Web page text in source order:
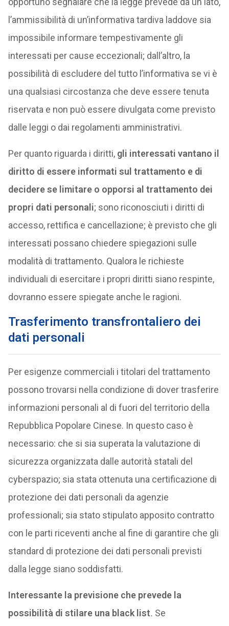
l’ammissibilità di un’informativa tardiva laddove sia
impossibile informare tempestivamente gli
interessati per cause eccezionali; dall’altro, la
possibilità di escludere del tutto l’informativa se vi è
una qualsiasi circostanza che deve essere tenuta
riservata e non può essere divulgata come previsto
dalle leggi o dai regolamenti amministrativi.
Per quanto riguarda i diritti, gli interessati vantano il
diritto di essere informati sul trattamento e di
decidere se limitare o opporsi al trattamento dei
propri dati personali; sono riconosciuti i diritti di
accesso, rettifica e cancellazione; è previsto che gli
interessati possano chiedere spiegazioni sulle
modalità di trattamento. Qualora le richieste
individuali di esercitare i propri diritti siano respinte,
dovranno essere spiegate anche le ragioni.
Trasferimento transfrontaliero dei
dati personali
Per esigenze commerciali i titolari del trattamento
possono trovarsi nella condizione di dover trasferire
informazioni personali al di fuori del territorio della
Repubblica Popolare Cinese. In questo caso è
necessario: che si sia superata la valutazione di
sicurezza organizzata dalle autorità statali del
cyberspazio; sia stata ottenuta una certificazione di
protezione dei dati personali da agenzie
professionali; sia stato stipulato apposito contratto
con le parti riceventi anche al fine di garantire che gli
standard di protezione dei dati personali previsti
dalla legge siano soddisfatti.
Interessante la previsione che prevede la
possibilità di stilare una black list. Se